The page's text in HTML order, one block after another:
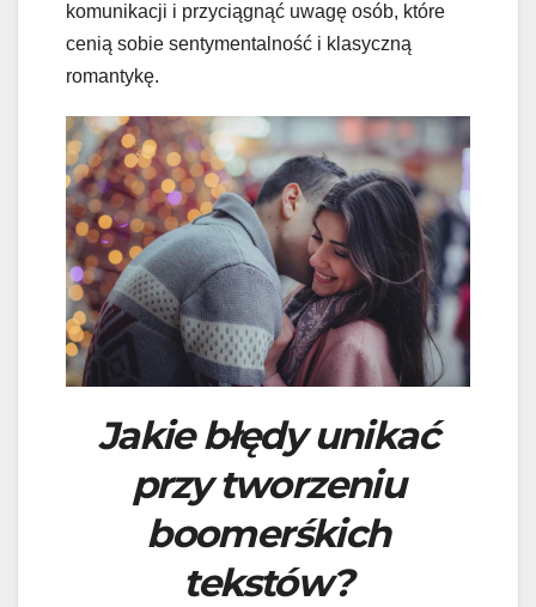
komunikacji i przyciągnąć uwagę osób, które
cenią sobie sentymentalność i klasyczną
romantykę.
Jakie błędy unikać
przy tworzeniu
boomerśkich
tekstów?